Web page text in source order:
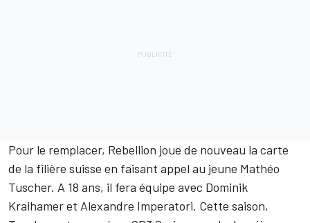
Pour le remplacer, Rebellion joue de nouveau la carte
de la filière suisse en faisant appel au jeune Mathéo
Tuscher. A 18 ans, il fera équipe avec Dominik
Kraihamer et Alexandre Imperatori. Cette saison,